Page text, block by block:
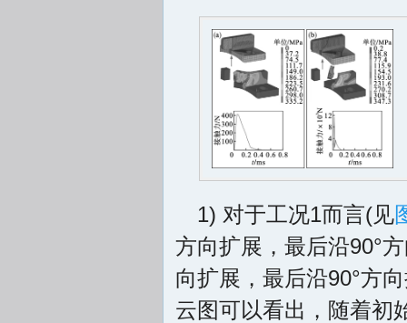
1) 对于工况1而言(见
方向扩展，最后沿90°
向扩展，最后沿90°方
云图可以看出，随着初